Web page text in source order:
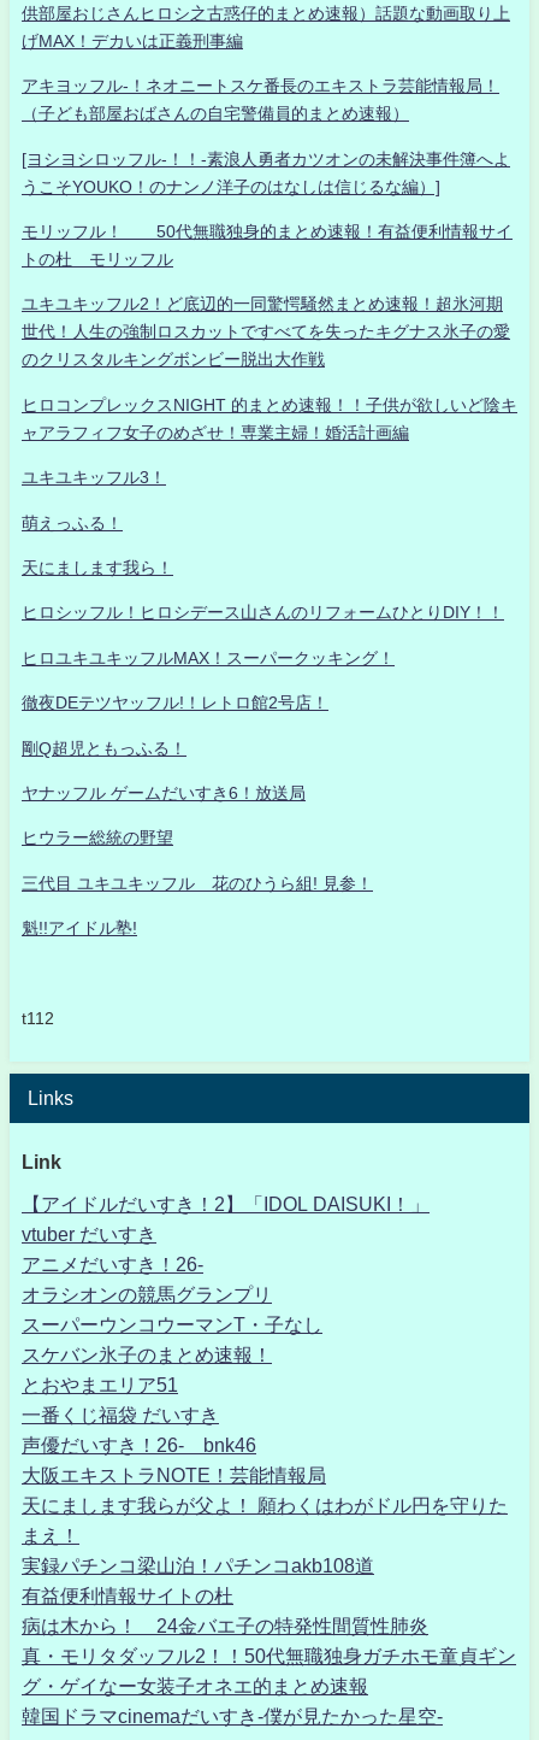
供部屋おじさんヒロシ之古惑仔的まとめ速報）話題な動画取り上
げMAX！デカいは正義刑事編
アキヨッフル-！ネオニートスケ番長のエキストラ芸能情報局！
（子ども部屋おばさんの自宅警備員的まとめ速報）
[ヨシヨシロッフル-！！-素浪人勇者カツオンの未解決事件簿へよ
うこそYOUKO！のナンノ洋子のはなしは信じるな編）]
モリッフル！ 50代無職独身的まとめ速報！有益便利情報サイ
トの杜 モリッフル
ユキユキッフル2！ど底辺的一同驚愕騒然まとめ速報！超氷河期
世代！人生の強制ロスカットですべてを失ったキグナス氷子の愛
のクリスタルキングボンビー脱出大作戦
ヒロコンプレックスNIGHT 的まとめ速報！！子供が欲しいど陰キ
ャアラフィフ女子のめざせ！専業主婦！婚活計画編
ユキユキッフル3！
萌えっふる！
天にまします我ら！
ヒロシッフル！ヒロシデース山さんのリフォームひとりDIY！！
ヒロユキユキッフルMAX！スーパークッキング！
徹夜DEテツヤッフル!！レトロ館2号店！
剛Q超児ともっふる！
ヤナッフル ゲームだいすき6！放送局
ヒウラー総統の野望
三代目 ユキユキッフル 花のひうら組! 見参！
魁!!アイドル塾!
t112
Links
Link
【アイドルだいすき！2】「IDOL DAISUKI！」
vtuber だいすき
アニメだいすき！26-
オラシオンの競馬グランプリ
スーパーウンコウーマンT・子なし
スケバン氷子のまとめ速報！
とおやまエリア51
一番くじ福袋 だいすき
声優だいすき！26- bnk46
大阪エキストラNOTE！芸能情報局
天にまします我らが父よ！ 願わくはわがドル円を守りた
まえ！
実録パチンコ梁山泊！パチンコakb108道
有益便利情報サイトの杜
病は木から！ 24金バエ子の特発性間質性肺炎
真・モリタダッフル2！！50代無職独身ガチホモ童貞ギン
グ・ゲイなー女装子オネエ的まとめ速報
韓国ドラマcinemaだいすき-僕が見たかった星空-